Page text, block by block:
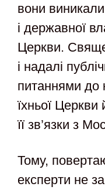
вони
і державної
Церкви.
і надалі
питаннями до
їхньої Церкви
її зв’язки з
Тому,
експерти не